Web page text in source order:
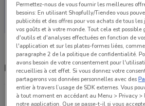
Aucun catalogue disponible
Magasins Acuitis dans les
7, rue des Coches Saint-
Permettez-nous de vous fournir les meilleures
besoins: En utilisant Shopfully/Tiendeo vous
publicités et des offres pour vos achats de tous
vos goûts et à votre monde. Tout cela est possible
d'outils et d'analyses effectuées en fonction de
l'application et sur les plates-formes liées,
paragraphe 2 de la politique de confidentialité.
avons besoin de votre consentement pour
recueillies à cet effet. Si vous donnez votre
partagerons vos données personnelles avec des
entier à travers l’usage de SDK externes. Vous
à tout moment en accédant au Menu > Privacy >
notre application. Que se passe-t-il si vous